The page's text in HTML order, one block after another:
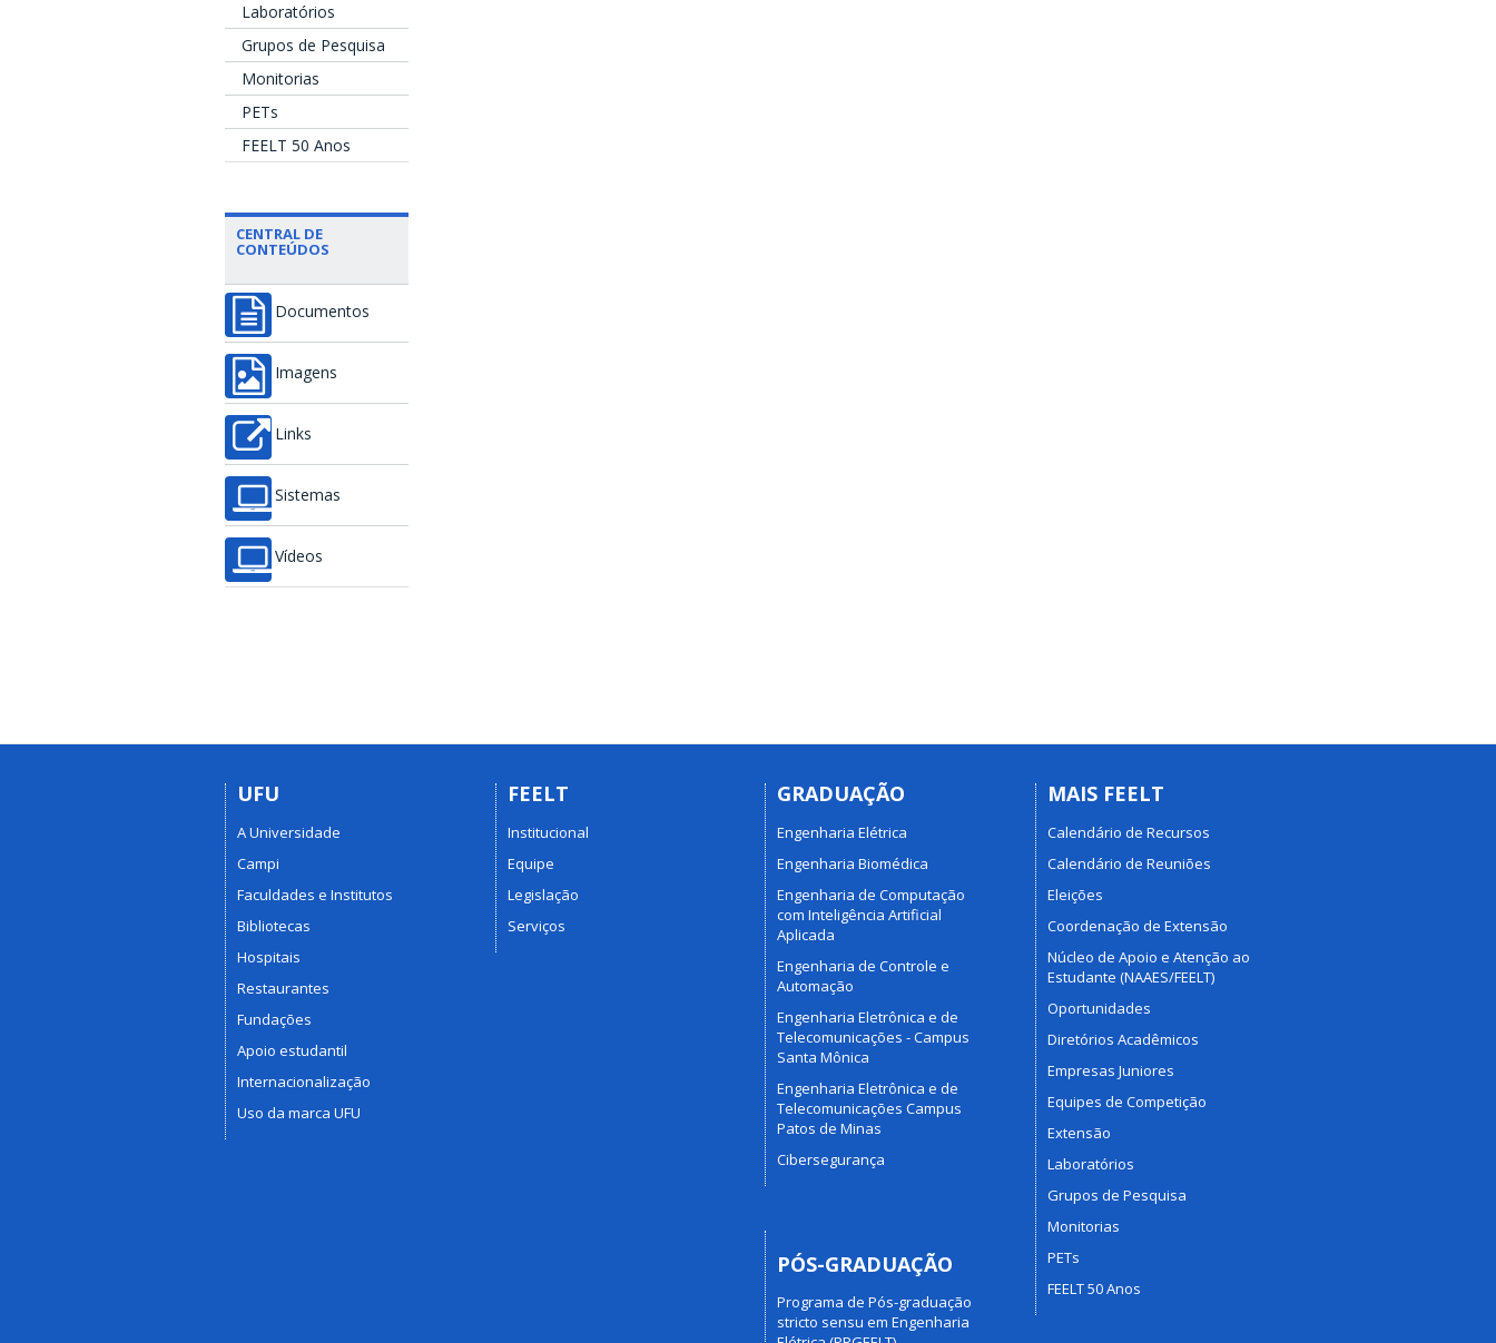
Laboratórios
Grupos de Pesquisa
Monitorias
PETs
FEELT 50 Anos
CENTRAL DE
CONTEÚDOS
Documentos
Imagens
Links
Sistemas
Vídeos
UFU
A Universidade
Campi
Faculdades e Institutos
Bibliotecas
Hospitais
Restaurantes
Fundações
Apoio estudantil
Internacionalização
Uso da marca UFU
FEELT
Institucional
Equipe
Legislação
Serviços
GRADUAÇÃO
Engenharia Elétrica
Engenharia Biomédica
Engenharia de Computação
com Inteligência Artificial
Aplicada
Engenharia de Controle e
Automação
Engenharia Eletrônica e de
Telecomunicações - Campus
Santa Mônica
Engenharia Eletrônica e de
Telecomunicações Campus
Patos de Minas
Cibersegurança
PÓS-GRADUAÇÃO
Programa de Pós-graduação
stricto sensu em Engenharia
MAIS FEELT
Calendário de Recursos
Calendário de Reuniões
Eleições
Coordenação de Extensão
Núcleo de Apoio e Atenção ao
Estudante (NAAES/FEELT)
Oportunidades
Diretórios Acadêmicos
Empresas Juniores
Equipes de Competição
Extensão
Laboratórios
Grupos de Pesquisa
Monitorias
PETs
FEELT 50 Anos